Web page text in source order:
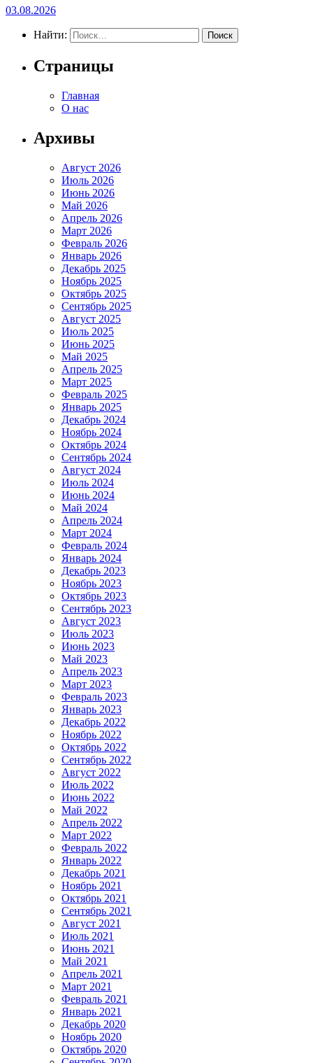
03.08.2026
Найти:
Страницы
Главная
О нас
Архивы
Август 2026
Июль 2026
Июнь 2026
Май 2026
Апрель 2026
Март 2026
Февраль 2026
Январь 2026
Декабрь 2025
Ноябрь 2025
Октябрь 2025
Сентябрь 2025
Август 2025
Июль 2025
Июнь 2025
Май 2025
Апрель 2025
Март 2025
Февраль 2025
Январь 2025
Декабрь 2024
Ноябрь 2024
Октябрь 2024
Сентябрь 2024
Август 2024
Июль 2024
Июнь 2024
Май 2024
Апрель 2024
Март 2024
Февраль 2024
Январь 2024
Декабрь 2023
Ноябрь 2023
Октябрь 2023
Сентябрь 2023
Август 2023
Июль 2023
Июнь 2023
Май 2023
Апрель 2023
Март 2023
Февраль 2023
Январь 2023
Декабрь 2022
Ноябрь 2022
Октябрь 2022
Сентябрь 2022
Август 2022
Июль 2022
Июнь 2022
Май 2022
Апрель 2022
Март 2022
Февраль 2022
Январь 2022
Декабрь 2021
Ноябрь 2021
Октябрь 2021
Сентябрь 2021
Август 2021
Июль 2021
Июнь 2021
Май 2021
Апрель 2021
Март 2021
Февраль 2021
Январь 2021
Декабрь 2020
Ноябрь 2020
Октябрь 2020